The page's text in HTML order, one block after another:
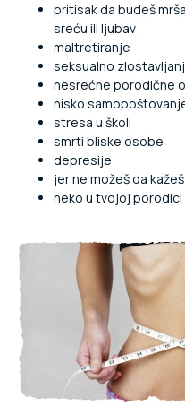
pritisak da budeš
sreću ili ljubav
maltretiranje
seksualno
nesrećne porodične
nisko
stresa u školi
smrti bliske osobe
depresije
jer ne možeš da
neko u tvojoj porodici